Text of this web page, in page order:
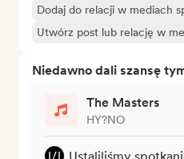
Dodaj do relacji w mediach
Utwórz post lub relację w
Niedawno dali szansę
The Masters
HY?NO
Ustaliliśmy